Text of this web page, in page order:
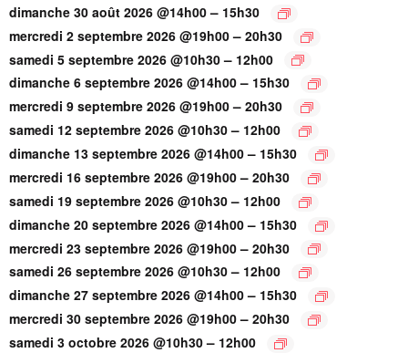
dimanche 30 août 2026 @14h00– 15h30
mercredi 2 septembre 2026 @19h00– 20h30
samedi 5 septembre 2026 @10h30– 12h00
dimanche 6 septembre 2026 @14h00– 15h30
mercredi 9 septembre 2026 @19h00– 20h30
samedi 12 septembre 2026 @10h30– 12h00
dimanche 13 septembre 2026 @14h00– 15h30
mercredi 16 septembre 2026 @19h00– 20h30
samedi 19 septembre 2026 @10h30– 12h00
dimanche 20 septembre 2026 @14h00– 15h30
mercredi 23 septembre 2026 @19h00– 20h30
samedi 26 septembre 2026 @10h30– 12h00
dimanche 27 septembre 2026 @14h00– 15h30
mercredi 30 septembre 2026 @19h00– 20h30
samedi 3 octobre 2026 @10h30– 12h00